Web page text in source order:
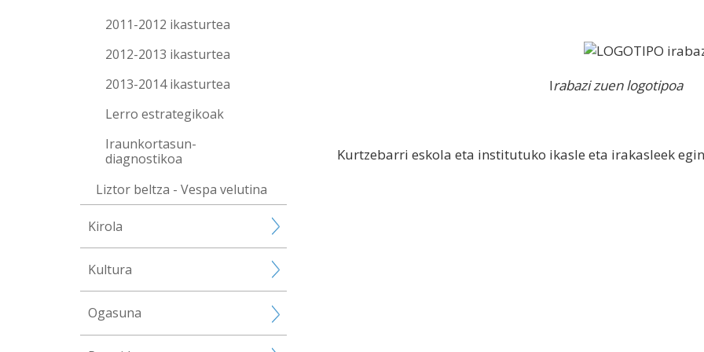
Irabazi zuen logotipoa
Kurtzebarri eskola eta institutuko ikasle eta irakasleek
2011-2012 ikasturtea
2012-2013 ikasturtea
2013-2014 ikasturtea
Lerro estrategikoak
Iraunkortasun-
diagnostikoa
Liztor beltza - Vespa velutina
Kirola
Kultura
Ogasuna